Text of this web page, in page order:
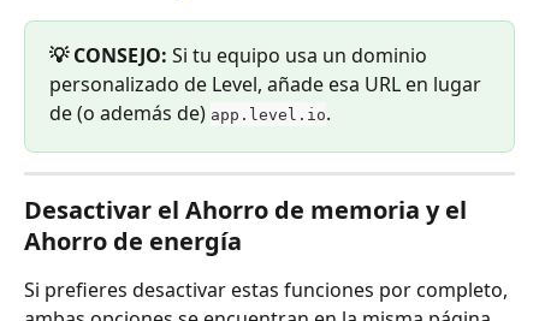
💡 CONSEJO: Si tu equipo usa un dominio
personalizado de Level, añade esa URL en lugar
de (o además de) app.level.io.
Desactivar el Ahorro de memoria y el
Ahorro de energía
Si prefieres desactivar estas funciones por completo,